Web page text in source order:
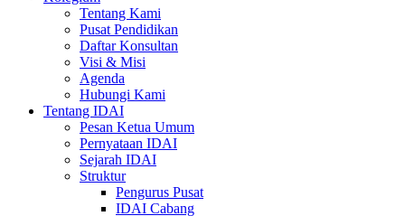
Tentang Kami
Pusat Pendidikan
Daftar Konsultan
Visi & Misi
Agenda
Hubungi Kami
Tentang IDAI
Pesan Ketua Umum
Pernyataan IDAI
Sejarah IDAI
Struktur
Pengurus Pusat
IDAI Cabang